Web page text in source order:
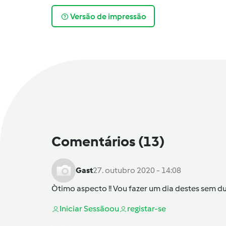
Versão de impressão
Comentários (13)
Gast27. outubro 2020 - 14:08
Òtimo aspecto !! Vou fazer um dia destes sem
Iniciar Sessãoou registar-se